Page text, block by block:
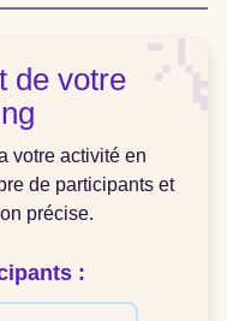
de votre
votre activité en
de participants et
précise.
: